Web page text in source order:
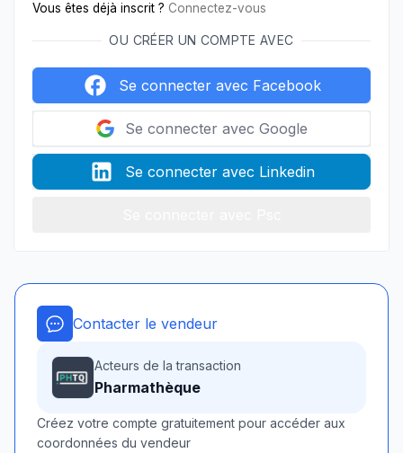
Vous êtes déjà inscrit ? Connectez-vous
OU CRÉER UN COMPTE AVEC
Se connecter avec Facebook
Se connecter avec Google
Se connecter avec Linkedin
Contacter le vendeur
Acteurs de la transaction
Pharmathèque
Créez votre compte gratuitement pour accéder aux
coordonnées du vendeur